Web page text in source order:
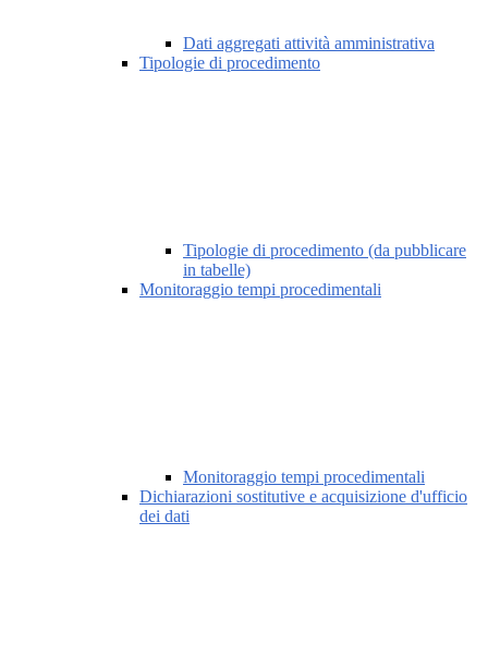
Dati aggregati attività amministrativa
Tipologie di procedimento
Tipologie di procedimento (da pubblicare
in tabelle)
Monitoraggio tempi procedimentali
Monitoraggio tempi procedimentali
Dichiarazioni sostitutive e acquisizione d'ufficio
dei dati